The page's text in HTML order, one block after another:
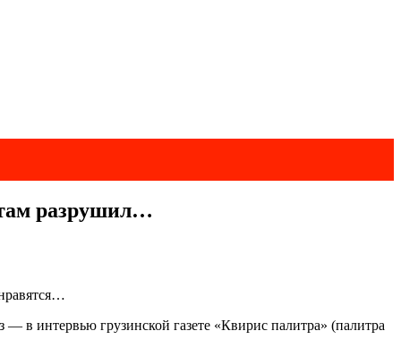
разрушил…
в интервью грузинской газете «Квирис палитра» (палитра